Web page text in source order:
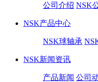
公司介绍 NSK
NSK产品中心
NSK球轴承
NSK新闻资讯
产品新闻 公司